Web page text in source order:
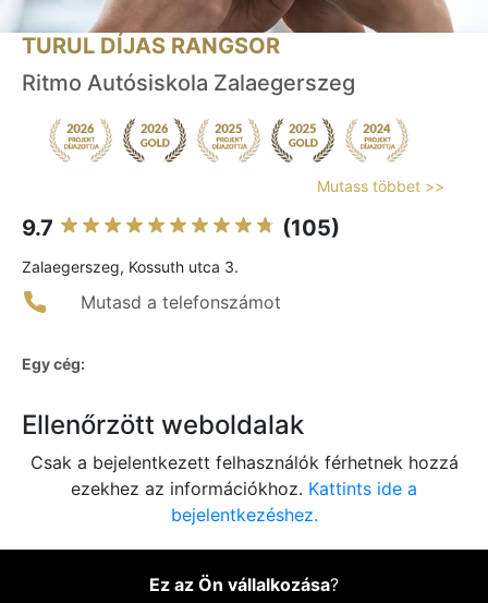
TURUL DÍJAS RANGSOR
Ritmo Autósiskola Zalaegerszeg
Mutass többet >>
9.7 (105)
Zalaegerszeg, Kossuth utca 3.
Mutasd a telefonszámot
Egy cég:
Ellenőrzött weboldalak
Csak a bejelentkezett felhasználók férhetnek hozzá
ezekhez az információkhoz. Kattints ide a
bejelentkezéshez.
Ez az Ön vállalkozása?